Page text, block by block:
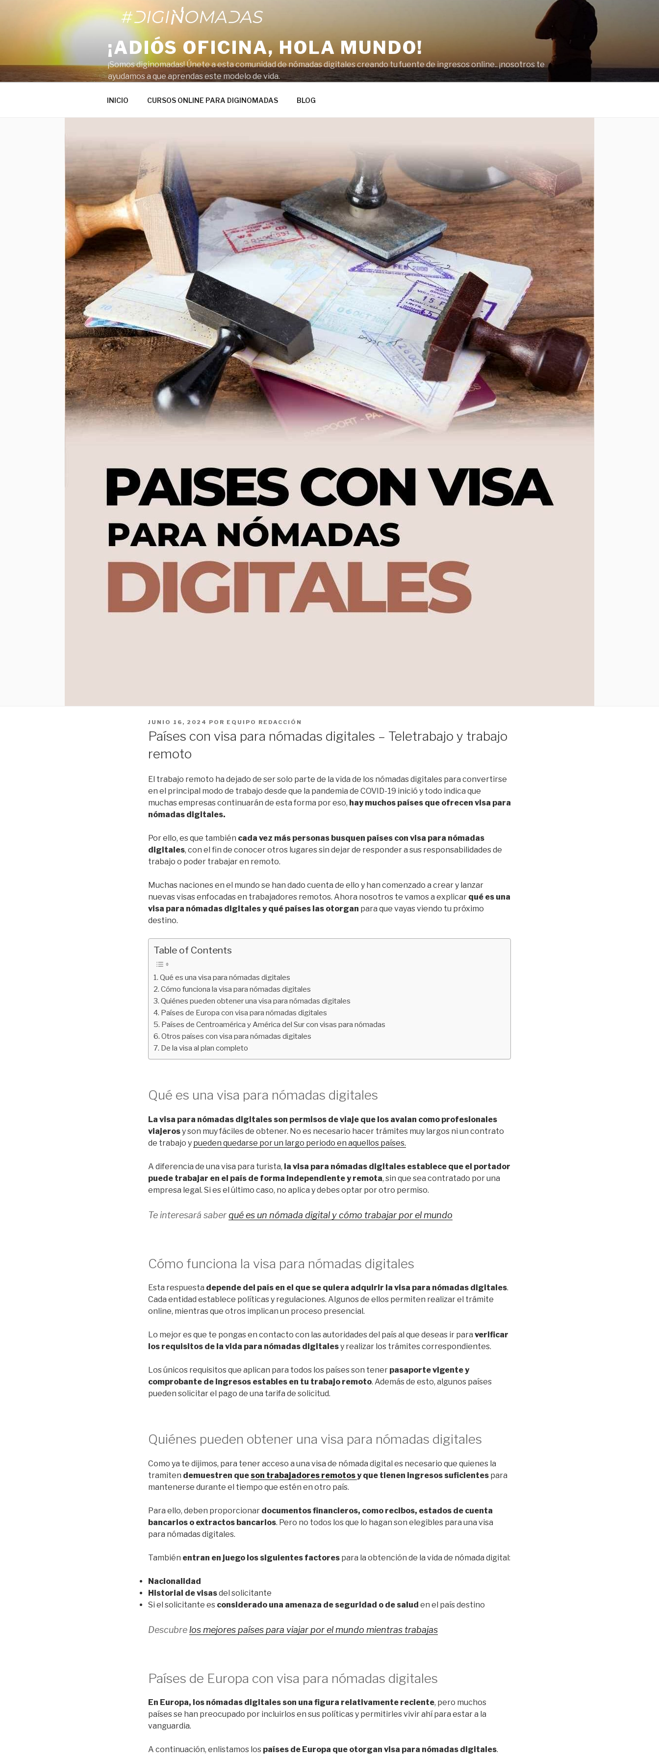
¡ADIÓS OFICINA, HOLA MUNDO!
¡Somos diginomadas! Únete a esta comunidad de nómadas digitales creando tu fuente de ingresos online.. ¡nosotros te
ayudamos a que aprendas este modelo de vida.
INICIO CURSOS ONLINE PARA DIGINOMADAS BLOG
PUBLICADO
JUNIO 16, 2024 POR EQUIPO REDACCIÓN
Países con visa para nómadas digitales – Teletrabajo y trabajo
remoto
El trabajo remoto ha dejado de ser solo parte de la vida de los nómadas digitales para convertirse
en el principal modo de trabajo desde que la pandemia de COVID-19 inició y todo indica que
muchas empresas continuarán de esta forma por eso, hay muchos países que ofrecen visa para
nómadas digitales.
Por ello, es que también cada vez más personas busquen países con visa para nómadas
digitales, con el fin de conocer otros lugares sin dejar de responder a sus responsabilidades de
trabajo o poder trabajar en remoto.
Muchas naciones en el mundo se han dado cuenta de ello y han comenzado a crear y lanzar
nuevas visas enfocadas en trabajadores remotos. Ahora nosotros te vamos a explicar qué es una
visa para nómadas digitales y qué países las otorgan para que vayas viendo tu próximo
destino.
Table of Contents
Qué es una visa para nómadas digitales
Cómo funciona la visa para nómadas digitales
Quiénes pueden obtener una visa para nómadas digitales
Países de Europa con visa para nómadas digitales
Países de Centroamérica y América del Sur con visas para nómadas
Otros países con visa para nómadas digitales
De la visa al plan completo
Qué es una visa para nómadas digitales
La visa para nómadas digitales son permisos de viaje que los avalan como profesionales
viajerosy son muy fáciles de obtener. No es necesario hacer trámites muy largos ni un contrato
de trabajo y pueden quedarse por un largo periodo en aquellos países.
A diferencia de una visa para turista, la visa para nómadas digitales establece que el portador
puede trabajar en el país de forma independiente y remota, sin que sea contratado por una
empresa legal. Si es el último caso, no aplica y debes optar por otro permiso.
Te interesará saberqué es un nómada digital y cómo trabajar por el mundo
Cómo funciona la visa para nómadas digitales
Esta respuesta depende del país en el que se quiera adquirir la visa para nómadas digitales.
Cada entidad establece políticas y regulaciones. Algunos de ellos permiten realizar el trámite
online, mientras que otros implican un proceso presencial.
Lo mejor es que te pongas en contacto con las autoridades del país al que deseas ir para verificar
los requisitos de la vida para nómadas digitalesy realizar los trámites correspondientes.
Los únicos requisitos que aplican para todos los países son tener pasaporte vigente y
comprobante de ingresos estables en tu trabajo remoto. Además de esto, algunos países
pueden solicitar el pago de una tarifa de solicitud.
Quiénes pueden obtener una visa para nómadas digitales
Como ya te dijimos, para tener acceso a una visa de nómada digital es necesario que quienes la
tramiten demuestren queson trabajadores remotosy que tienen ingresos suficientes para
mantenerse durante el tiempo que estén en otro país.
Para ello, deben proporcionar documentos financieros, como recibos, estados de cuenta
bancarios o extractos bancarios. Pero no todos los que lo hagan son elegibles para una visa
para nómadas digitales.
También entran en juego los siguientes factores para la obtención de la vida de nómada digital:
Nacionalidad
Historial de visasdel solicitante
Si el solicitante es considerado una amenaza de seguridad o de salud en el país destino
Descubre los mejores países para viajar por el mundo mientras trabajas
Países de Europa con visa para nómadas digitales
En Europa, los nómadas digitales son una figura relativamente reciente, pero muchos
países se han preocupado por incluirlos en sus políticas y permitirles vivir ahí para estar a la
vanguardia.
A continuación, enlistamos los países de Europa que otorgan visa para nómadas digitales.